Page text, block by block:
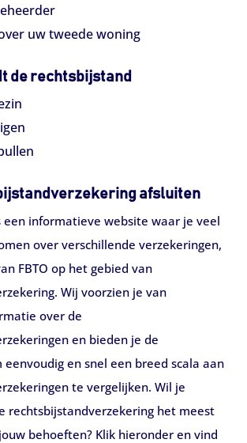
uw tweede woning
de rechtsbijstand
afsluiten
een informatieve website waar je veel
over verschillende verzekeringen,
FBTO op het gebied van
Wij voorzien je van
over de
en bieden je de
en snel een breed scala aan
te vergelijken. Wil je
rechtsbijstandverzekering het meest
behoeften? Klik hieronder en vind